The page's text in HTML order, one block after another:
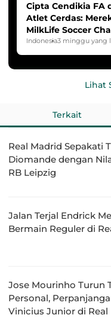
Cipta Cendikia FA
Atlet Cerdas:
MilkLife Soccer
HYDROPLUS
Indonesia3 minggu yang
Lihat
Terkait
Real Madrid Sepakati
Diomande dengan
RB Leipzig
Jalan Terjal Endrick
Bermain Reguler di
Jose Mourinho Turun
Personal,
Vinicius Junior di Real